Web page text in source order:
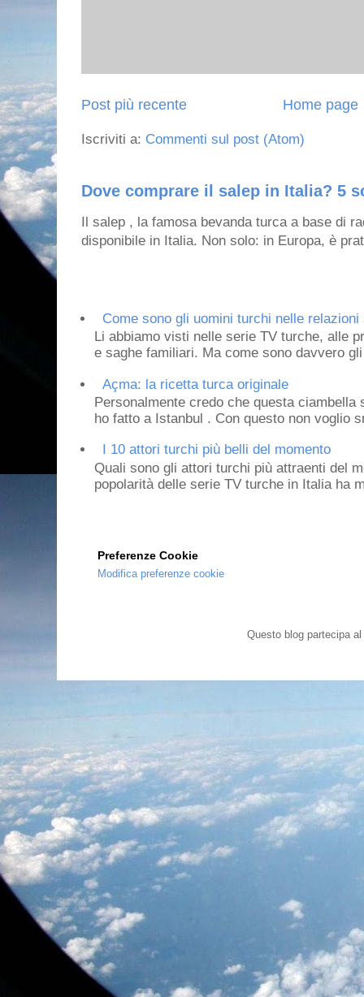
Post più recente Home page
Iscriviti a: Commenti sul post (Atom)
Dove comprare il salep in Italia? 5
Il salep , la famosa bevanda turca a base di
disponibile in Italia. Non solo: in Europa, è
Come sono gli uomini turchi nelle
Li abbiamo visti nelle serie TV turche, alle
e saghe familiari. Ma come sono davvero
Açma: la ricetta turca originale
Personalmente credo che questa
ho fatto a Istanbul . Con questo non voglio
I 10 attori turchi più belli del momento
Quali sono gli attori turchi più attraenti del
popolarità delle serie TV turche in Italia ha
Preferenze Cookie
Modifica preferenze cookie
Questo blog partecipa